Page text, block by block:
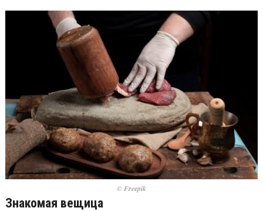
© Freepik
Знакомая вещица